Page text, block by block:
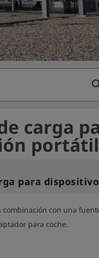
carga
combinación con una
para coche.